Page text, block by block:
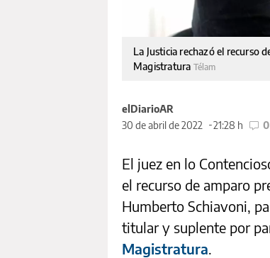
La Justicia rechazó el recurso
Magistratura Télam
elDiarioAR
30 de abril de 2022
21:28 h 0
El juez en lo
el recurso de amparo
Humberto Schiavoni,
titular y suplente por
Magistratura.